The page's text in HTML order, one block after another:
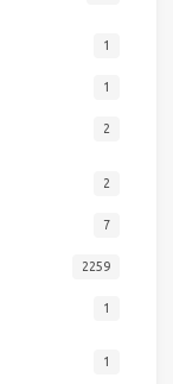
1
1
2
2
7
2259
1
1